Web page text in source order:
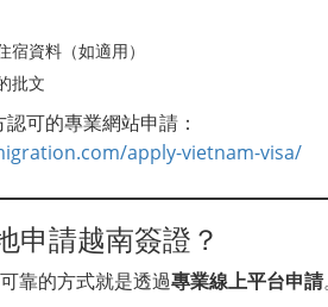
資料（如適用）
批文
可的專業網站申請：
apply-vietnam-visa/
申請越南簽證？
靠的方式就是透過專業線上平台申請